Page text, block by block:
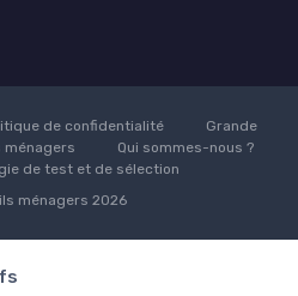
de confidentialité
Grande
ménagers
Qui sommes-nous ?
de test et de sélection
ménagers 2026